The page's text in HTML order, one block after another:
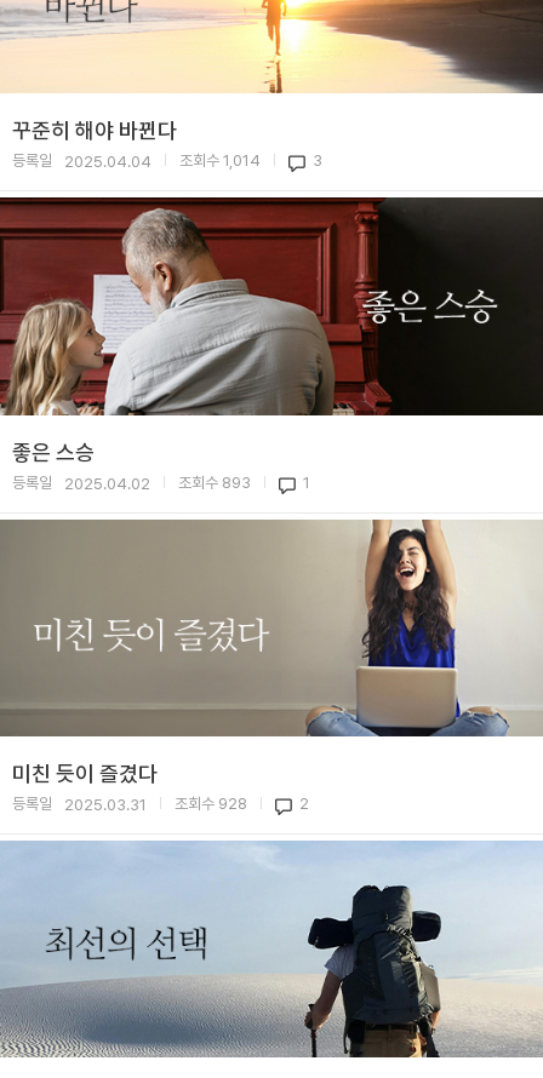
꾸준히 해야 바뀐다
등록일 2025.04.04 조회수 1,014 3
좋은 스승
등록일 2025.04.02 조회수 893 1
미친 듯이 즐겼다
등록일 2025.03.31 조회수 928 2